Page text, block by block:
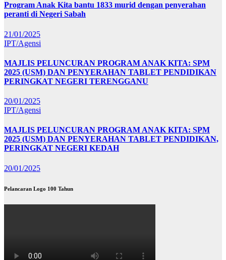
Program Anak Kita bantu 1833 murid dengan penyerahan
peranti di Negeri Sabah
21/01/2025
IPT/Agensi
MAJLIS PELUNCURAN PROGRAM ANAK KITA: SPM
2025 (USM) DAN PENYERAHAN TABLET PENDIDIKAN
PERINGKAT NEGERI TERENGGANU
20/01/2025
IPT/Agensi
MAJLIS PELUNCURAN PROGRAM ANAK KITA: SPM
2025 (USM) DAN PENYERAHAN TABLET PENDIDIKAN,
PERINGKAT NEGERI KEDAH
20/01/2025
Pelancaran Logo 100 Tahun